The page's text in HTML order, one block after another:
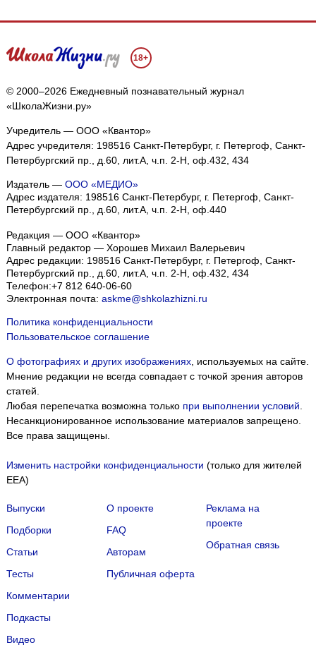
18+
© 2000–2026 Ежедневный познавательный журнал
«ШколаЖизни.ру»
Учредитель — ООО «Квантор»
Адрес учредителя: 198516 Санкт-Петербург, г. Петергоф, Санкт-
Петербургский пр., д.60, лит.А, ч.п. 2-Н, оф.432, 434
Издатель — ООО «МЕДИО»
Адрес издателя: 198516 Санкт-Петербург, г. Петергоф, Санкт-
Петербургский пр., д.60, лит.А, ч.п. 2-Н, оф.440
Редакция — ООО «Квантор»
Главный редактор — Хорошев Михаил Валерьевич
Адрес редакции: 198516 Санкт-Петербург, г. Петергоф, Санкт-
Петербургский пр., д.60, лит.А, ч.п. 2-Н, оф.432, 434
Телефон:+7 812 640-06-60
Электронная почта: askme@shkolazhizni.ru
Политика конфиденциальности
Пользовательское соглашение
О фотографиях и других изображениях, используемых на сайте.
Мнение редакции не всегда совпадает с точкой зрения авторов
статей.
Любая перепечатка возможна только при выполнении условий.
Несанкционированное использование материалов запрещено.
Все права защищены.
Изменить настройки конфиденциальности (только для жителей
EEA)
Выпуски
Подборки
Статьи
Тесты
Комментарии
Подкасты
Видео
О проекте
FAQ
Авторам
Публичная оферта
Реклама на
проекте
Обратная связь